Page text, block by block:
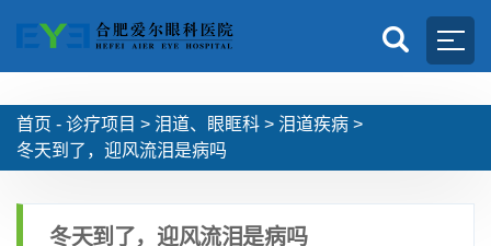
首页 - 诊疗项目 > 泪道、眼眶科 > 泪道疾病 >
冬天到了，迎风流泪是病吗
冬天到了，迎风流泪是病吗